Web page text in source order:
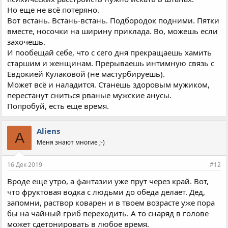
Но еще не всё потеряно.
Вот встань. Встань-встань. Подбородок подними. Пятки
вместе, носочки на ширину приклада. Во, можешь если
захочешь.
И пообещай себе, что с сего дня прекращаешь хамить
старшим и женщинам. Прерываешь интимную связь с
Евдокией Кулаковой (не мастурбируешь).
Может всё и наладится. Станешь здоровым мужиком,
перестанут сниться рваные мужские анусы.
Попробуй, есть еще время.
A Aliens
Меня знают многие ;-)
16 Дек 2019 #12
Вроде еще утро, а фантазии уже прут через край. Вот,
что фруктовая водка с людьми до обеда делает. Дед,
запомни, раствор коварен и в твоем возрасте уже пора
бы на чайный гриб переходить. А то снаряд в голове
может сдетонировать в любое время.